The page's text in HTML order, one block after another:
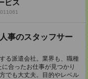
ビス
事のスタッフサー
る派遣会社。業界も、職種
合ったお仕事が見つかり
でも大丈夫。目的やレベル